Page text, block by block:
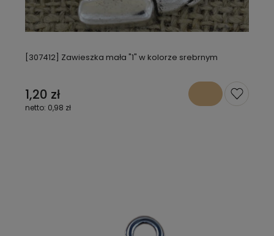
[307412] Zawieszka mała "1" w kolorze srebrnym
1,20 zł
0,98 zł